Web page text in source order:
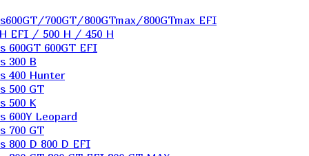
700GT/800GTmax/800GTmax EFI
EFI / 500 H / 450 H
600GT 600GT EFI
300 B
400 Hunter
500 GT
500 K
600Y Leopard
700 GT
800 D 800 D EFI